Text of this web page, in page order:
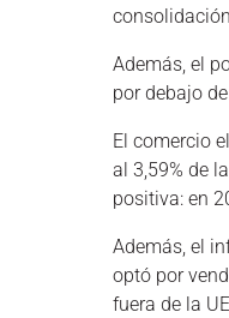
Además, el
por debajo
El comercio
al 3,59% de
positiva: en
Además, el
optó por
fuera de la